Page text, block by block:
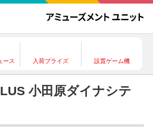
ース 入荷プライズ 設置ゲーム機
小田原ダイナシテ